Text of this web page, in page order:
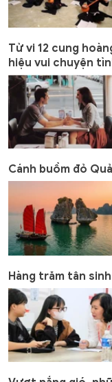
Tử vi 12 cung
hiệu vui chuyện
Cánh buồm đỏ
Hàng trăm tân